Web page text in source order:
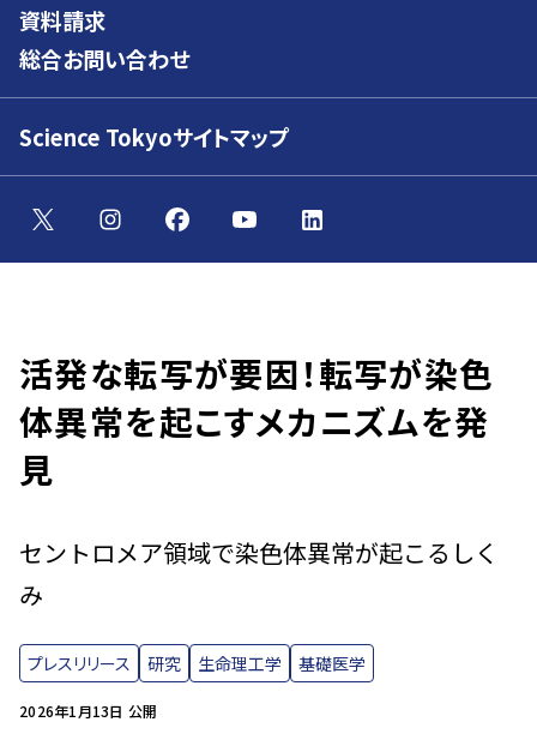
資料請求
総合お問い合わせ
Science Tokyoサイトマップ
活発な転写が要因！転写が染色
体異常を起こすメカニズムを発
見
2026年1月13日 公開
セントロメア領域で染色体異常が起こるしく
み
プレスリリース 研究 生命理工学 基礎医学